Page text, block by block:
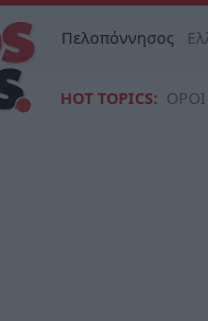
Πελοπόννησος
HOT TOPICS: